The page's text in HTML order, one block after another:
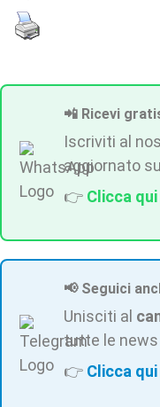
📲 Ricevi
Iscriviti al
aggiornato
👉 Clicca
📢 Seguici
Unisciti al
tutte le news
👉 Clicca